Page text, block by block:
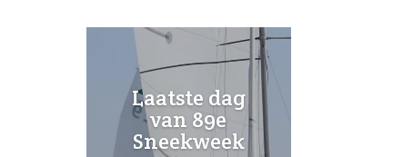
Laatste dag
van 89e
Sneekweek